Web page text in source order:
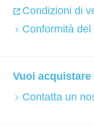
Condizioni di
Conformità del
Vuoi
Contatta un